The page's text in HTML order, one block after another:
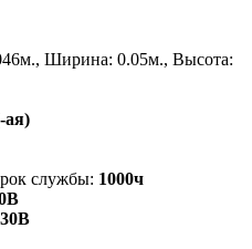
Ширина: 0.05м., Высота:
службы: 1000ч